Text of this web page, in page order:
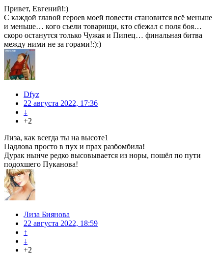
Привет, Евгений!:)
С каждой главой героев моей повести становится всё меньше
и меньше… кого съели товарищи, кто сбежал с поля боя…
скоро останутся только Чужая и Пипец… финальная битва
между ними не за горами!:):)
Dfyz
22 августа 2022, 17:36
↓
+2
Лиза, как всегда ты на высоте1
Падлова просто в пух и прах разбомбила!
Дурак нынче редко высовывается из норы, пошёл по пути
подохшего Пуканова!
Лиза Биянова
22 августа 2022, 18:59
↑
↓
+2